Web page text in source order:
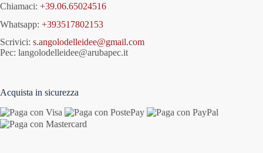
Chiamaci: +39.06.65024516
Whatsapp: +393517802153
Scrivici: s.angolodelleidee@gmail.com
Pec: langolodelleidee@arubapec.it
Acquista in sicurezza